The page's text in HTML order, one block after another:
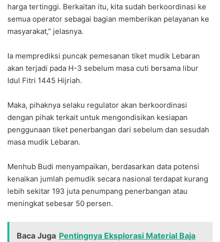
harga tertinggi. Berkaitan itu, kita sudah berkoordinasi ke
semua operator sebagai bagian memberikan pelayanan ke
masyarakat,” jelasnya.
Ia memprediksi puncak pemesanan tiket mudik Lebaran
akan terjadi pada H-3 sebelum masa cuti bersama libur
Idul Fitri 1445 Hijriah.
Maka, pihaknya selaku regulator akan berkoordinasi
dengan pihak terkait untuk mengondisikan kesiapan
penggunaan tiket penerbangan dari sebelum dan sesudah
masa mudik Lebaran.
Menhub Budi menyampaikan, berdasarkan data potensi
kenaikan jumlah pemudik secara nasional terdapat kurang
lebih sekitar 193 juta penumpang penerbangan atau
meningkat sebesar 50 persen.
Baca Juga Pentingnya Eksplorasi Material Baja